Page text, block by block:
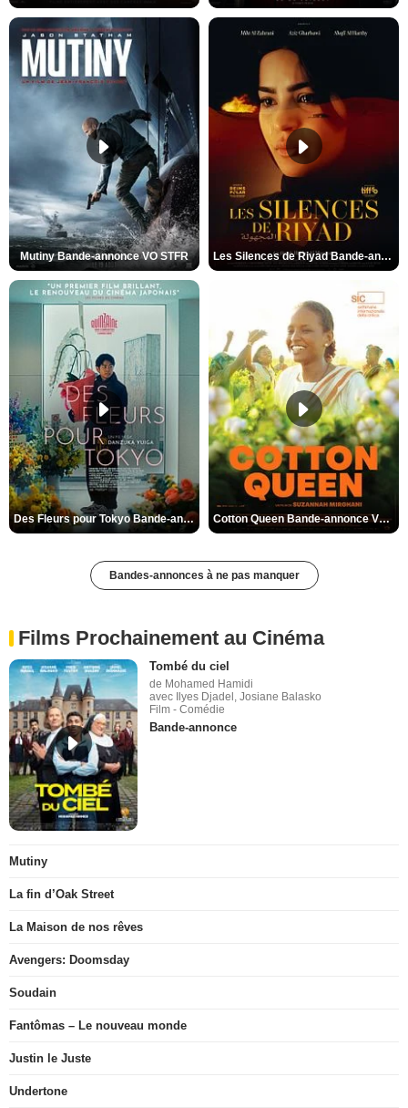
Mutiny Bande-annonce VO STFR Les Silences de Riyad Bande-annonce VO STFR
Des Fleurs pour Tokyo Bande-annonce VO STFR Cotton Queen Bande-annonce VO STFR
Bandes-annonces à ne pas manquer
Films Prochainement au Cinéma
Tombé du ciel
de Mohamed Hamidi
avec Ilyes Djadel, Josiane Balasko
Film - Comédie
Bande-annonce
Mutiny
La fin d’Oak Street
La Maison de nos rêves
Avengers: Doomsday
Soudain
Fantômas – Le nouveau monde
Justin le Juste
Undertone